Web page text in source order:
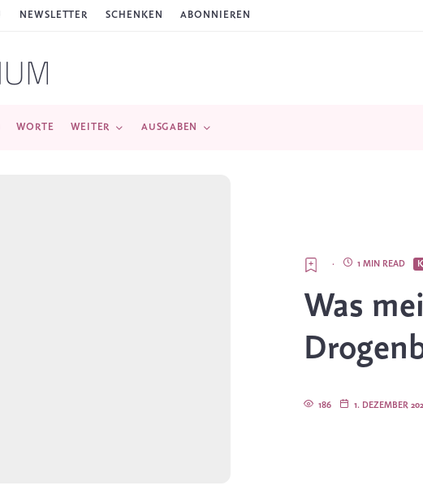
NEWSLETTER SCHENKEN ABONNIEREN
WORTE WEITER AUSGABEN
1 MIN READ
·
Was
1. DEZEMBER
186